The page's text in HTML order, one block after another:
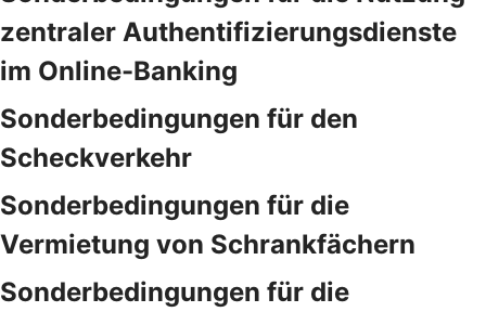
zentraler Authentifizierungsdienste
im Online-Banking
Sonderbedingungen für den
Scheckverkehr
Sonderbedingungen für die
Vermietung von Schrankfächern
Sonderbedingungen für die